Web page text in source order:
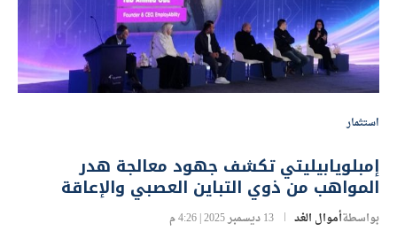
استثمار
إمبلويابيليتي تكشف جهود معالجة هدر
المواهب من ذوي التباين العصبي والإعاقة
بواسطةأموال الغد 13 ديسمبر 2025 | 4:26 م